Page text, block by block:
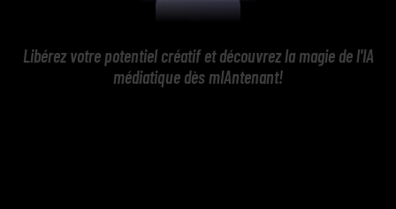
Libérez votre potentiel créatif et découvrez la magie de l'IA
médiatique dès mIAntenant!